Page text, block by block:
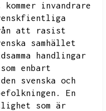
invandrare
att rasist
samhället
handlingar
enbart
svenska och
En
som är